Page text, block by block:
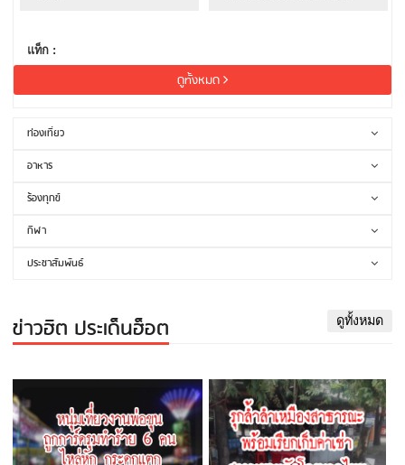
แท็ก :
ดูทั้งหมด
ท่องเที่ยว
อาหาร
ร้องทุกข์
กีฬา
ประชาสัมพันธ์
ข่าวฮิต ประเด็นฮ็อต ดูทั้งหมด